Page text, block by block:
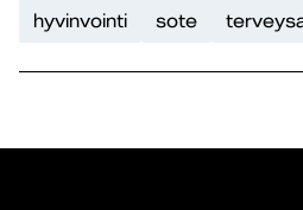
hyvinvointi
sote